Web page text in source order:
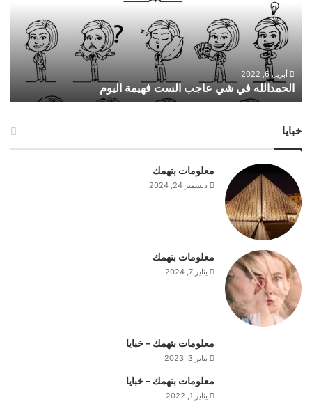
ي
ي
ع
ب
ا
ل
ه
ي
م
أبريل 6, 2022
الحمدالله في شي عاجب الست فهيمة اليوم
خبايا
معلومات بتهمك
ديسمبر 24, 2024
معلومات بتهمك
يناير 7, 2024
معلومات بتهمك – خبايا
يناير 3, 2023
معلومات بتهمك – خبايا
يناير 1, 2022